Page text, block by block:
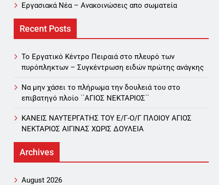
Εργασιακά Νέα – Aνακοινώσεις απο σωματεία
Recent Posts
Το Εργατικό Κέντρο Πειραιά στο πλευρό των
πυρόπληκτων – Συγκέντρωση ειδών πρώτης ανάγκης
Να μην χάσει το πλήρωμα την δουλειά του στο
επιβατηγό πλοίο ΄΄ΑΓΙΟΣ ΝΕΚΤΑΡΙΟΣ΄΄
ΚΑΝΕΙΣ ΝΑΥΤΕΡΓΑΤΗΣ TOY Ε/Γ-Ο/Γ ΠΛΟΙΟY ΑΓΙΟΣ
ΝΕΚΤΑΡΙΟΣ ΑΙΓΙΝΑΣ ΧΩΡΙΣ ΔΟΥΛΕΙΑ
Archives
August 2026